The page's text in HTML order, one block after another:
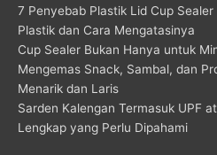
7 Penyebab Plastik Lid Cup
Plastik dan Cara Mengatasinya
Cup Sealer Bukan Hanya untuk
Mengemas Snack, Sambal, dan
Menarik dan Laris
Sarden Kalengan Termasuk UPF
Lengkap yang Perlu Dipahami